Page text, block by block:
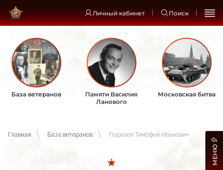
Личный кабинет Поиск
База ветеранов
Памяти Василия
Ланового
Московская битва
Главная База ветеранов Пархаев Тимофей Иванович
МЕНЮ